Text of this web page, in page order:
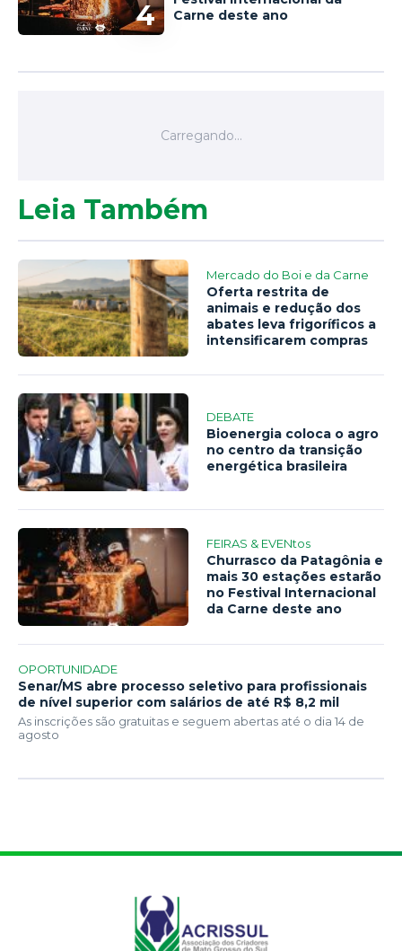
4
Carne deste ano
Leia Também
Mercado do Boi e da Carne
Oferta restrita de
animais e redução dos
abates leva frigoríficos a
intensificarem compras
DEBATE
Bioenergia coloca o agro
no centro da transição
energética brasileira
FEIRAS & EVENtos
Churrasco da Patagônia e
mais 30 estações estarão
no Festival Internacional
da Carne deste ano
OPORTUNIDADE
Senar/MS abre processo seletivo para profissionais
de nível superior com salários de até R$ 8,2 mil
As inscrições são gratuitas e seguem abertas até o dia 14 de
agosto